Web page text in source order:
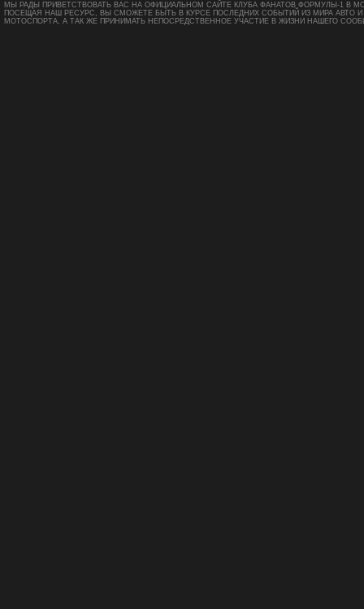
МЫ РАДЫ ПРИВЕТСТВОВАТЬ ВАС НА ОФИЦИАЛЬНОМ САЙТЕ КЛУБА ФАНАТОВ ФОРМУЛЫ-1 В
ПОСЕЩАЯ НАШ РЕСУРС, ВЫ СМОЖЕТЕ БЫТЬ В КУРСЕ ПОСЛЕДНИХ СОБЫТИЙ ИЗ МИРА АВТО И
МОТОСПОРТА, А ТАК ЖЕ ПРИНИМАТЬ НЕПОСРЕДСТВЕННОЕ УЧАСТИЕ В ЖИЗНИ НАШЕГО